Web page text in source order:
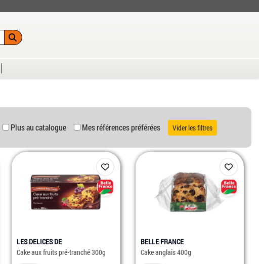
Plus au catalogue Mes références préférées Vider les filtres
LES DELICES DE
Cake aux fruits pré-tranché 300g
BELLE FRANCE
Cake anglais 400g